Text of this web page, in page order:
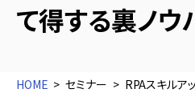
て得する裏ノウ
HOME セミナー RPAスキルア